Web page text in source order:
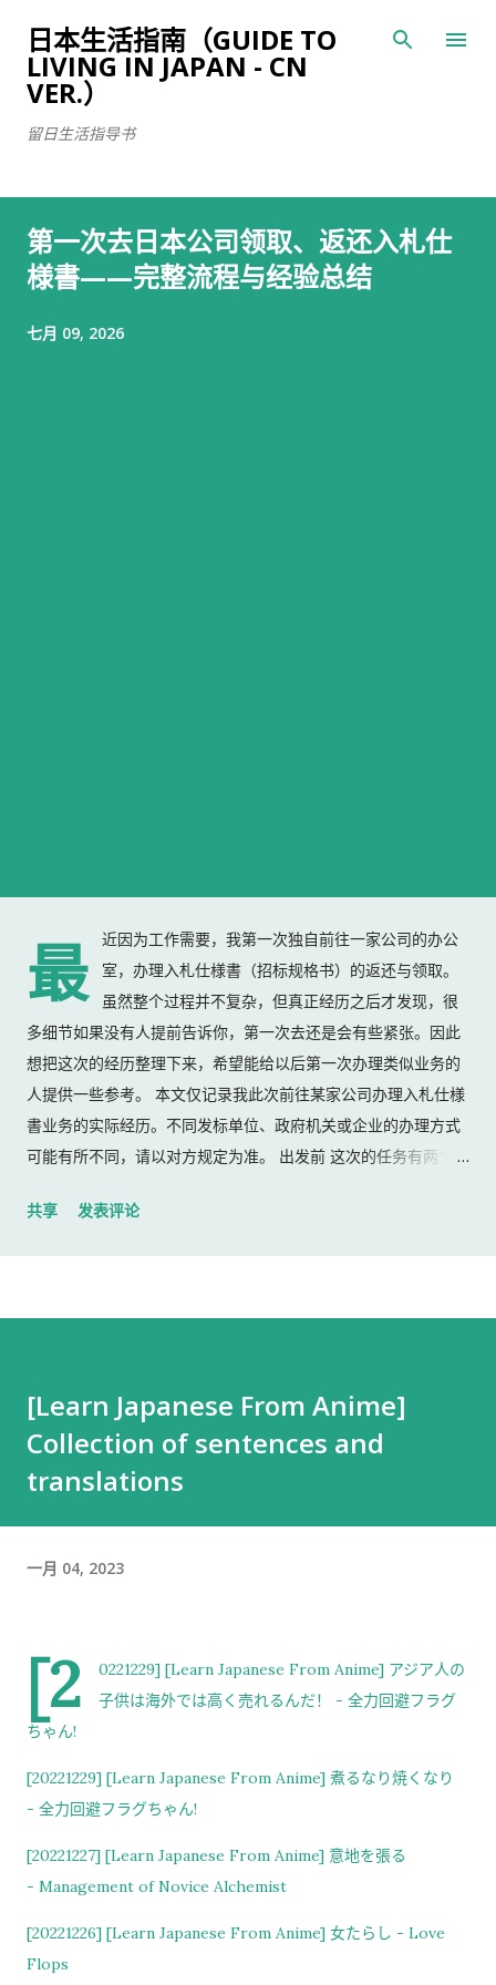
跳至主要内容
日本生活指南（GUIDE TO
LIVING IN JAPAN - CN
VER.）
留日生活指导书
第一次去日本公司领取、返还入札仕
様書——完整流程与经验总结
七月 09, 2026
最
近因为工作需要，我第一次独自前往一家公司的办公
室，办理入札仕様書（招标规格书）的返还与领取。
虽然整个过程并不复杂，但真正经历之后才发现，很
多细节如果没有人提前告诉你，第一次去还是会有些紧张。因此
想把这次的经历整理下来，希望能给以后第一次办理类似业务的
人提供一些参考。 本文仅记录我此次前往某家公司办理入札仕様
書业务的实际经历。不同发标单位、政府机关或企业的办理方式
可能有所不同，请以对方规定为准。 出发前 这次的任务有两个：
入札仕様書 名片 当时我认为这样就足够了。 后来才发现，还有
工作人员确认后，很快帮我打开了大门。 进入办公室 进入办公室
后，我向工作人员简单打了招呼： お世話になっております。 随
后便开始办理资料交接。 整个过程没有想象中的复杂，也没有长
时间的商务寒暄。 返还入札仕様書 原本我以为，把入札仕様書交
给工作人员，返还手续就结束了。 实际上并不是。 工作人员告诉
我： 入札仕様書最后一页有一张返却记录表，需要填写完成后，
完成返还手续后，工作人员把新的入札仕様書交给了我。 就在这
时，又提醒了我另一件事情。 其实， 資格証明書我之前已经提交
过一次。 因此，我误以为之后领取新的入札仕様書时，就不需要
再携带了。 工作人员告诉我： 資格証明書并不是第一次提交之后
就一直有效，而是每次领取新的入札仕様書时，都需要再次出
示。 由于这是我第一次没有携带，对方这次没有追究，仍然让我
取新的入札仕様書，都必须携带資格証明書。 这也成为我以后必
须记住的一项固定流程。 整个过程其实没有想象中困难 在出发之
前，我最担心的是： 门口电话应该怎么说？ 敬语会不会说错？
会不会因为不会商务敬语而出问题？ 要不要准备很多寒暄？ 真正
共享 发表评论
[Learn Japanese From Anime]
Collection of sentences and
translations
一月 04, 2023
[2
0221229] [Learn Japanese From Anime] アジア人の
子供は海外では高く売れるんだ！ - 全力回避フラグ
ちゃん!
[20221229] [Learn Japanese From Anime] 煮るなり焼くなり
- 全力回避フラグちゃん!
[20221227] [Learn Japanese From Anime] 意地を張る
- Management of Novice Alchemist
[20221226] [Learn Japanese From Anime] 女たらし - Love
Flops